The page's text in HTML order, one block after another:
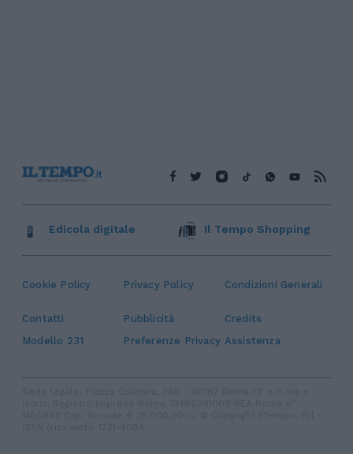
Cookie Policy Privacy Policy Condizioni Generali
Contatti Pubblicità
Credits
Modello 231
Preferenze Privacy Assistenza
Edicola digitale Il Tempo Shopping